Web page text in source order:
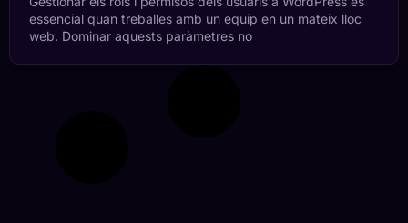
essencial quan treballes amb un equip en un mateix lloc
web. Dominar aquests paràmetres no